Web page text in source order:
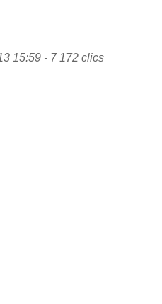
15:59 - 7 172 clics